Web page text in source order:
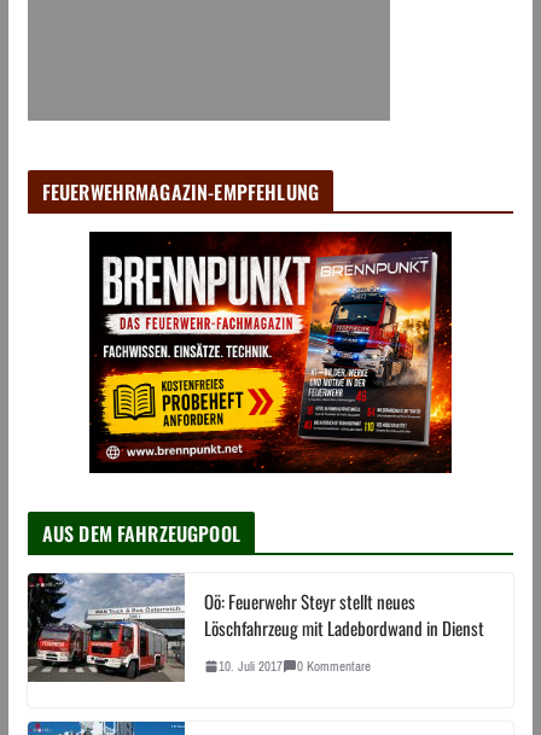
FEUERWEHRMAGAZIN-EMPFEHLUNG
AUS DEM FAHRZEUGPOOL
Oö: Feuerwehr Steyr stellt neues
Löschfahrzeug mit Ladebordwand in Dienst
10. Juli 2017 0 Kommentare